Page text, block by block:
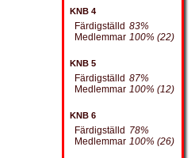
KNB 4
Färdigställd 83%
Medlemmar 100% (22)
KNB 5
Färdigställd 87%
Medlemmar 100% (12)
KNB 6
Färdigställd 78%
Medlemmar 100% (26)